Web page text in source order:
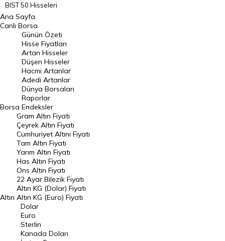
BIST 50 Hisseleri
BIST 100 Hisseleri
En Çok Artan Hisseler
En Çok Düşen Hisseler
Hacmi Artanlar
Geçmiş Kapanışlar
Dünya Borsaları
Raporlar
Endeksler
DÖVİZ
Döviz Kuru
Dolar Kuru
Euro Kuru
Pound Kuru
Frank Kuru
Ana Sayfa
Canlı Borsa
Borsa
Günün Özeti
Hisse Fiyatları
Artan Hisseler
Düşen Hisseler
Hacmi Artanlar
Adedi Artanlar
Dünya Borsaları
Raporlar
Endeksler
Altın
Gram Altın Fiyatı
Çeyrek Altın Fiyatı
Cumhuriyet Altını Fiyatı
Tam Altın Fiyatı
Yarım Altın Fiyatı
Has Altın Fiyatı
Ons Altın Fiyatı
22 Ayar Bilezik Fiyatı
Altın KG (Dolar) Fiyatı
Altın KG (Euro) Fiyatı
Dolar
Euro
Sterlin
Kanada Doları